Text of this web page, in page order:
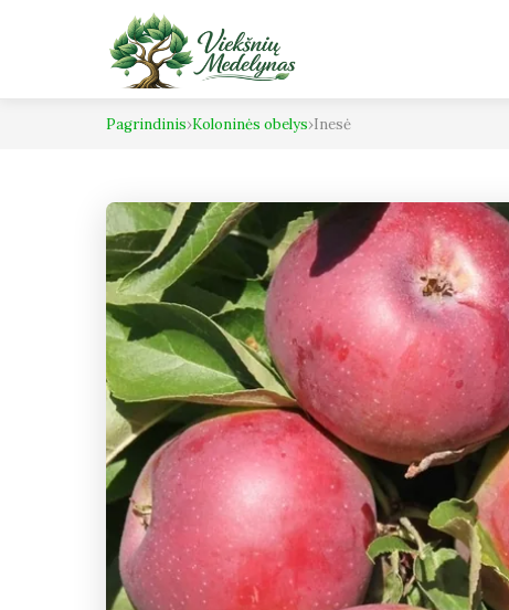
Pagrindinis›Koloninės obelys›Inesė